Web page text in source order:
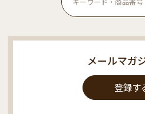
メールマガ
登録す